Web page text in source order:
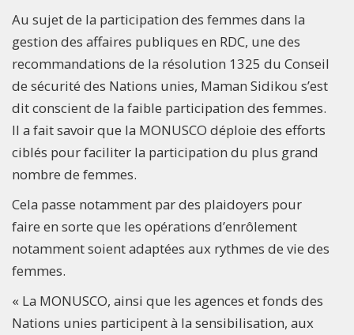
Au sujet de la participation des femmes dans la
gestion des affaires publiques en RDC, une des
recommandations de la résolution 1325 du Conseil
de sécurité des Nations unies, Maman Sidikou s’est
dit conscient de la faible participation des femmes.
Il a fait savoir que la MONUSCO déploie des efforts
ciblés pour faciliter la participation du plus grand
nombre de femmes.
Cela passe notamment par des plaidoyers pour
faire en sorte que les opérations d’enrôlement
notamment soient adaptées aux rythmes de vie des
femmes.
« La MONUSCO, ainsi que les agences et fonds des
Nations unies participent à la sensibilisation, aux